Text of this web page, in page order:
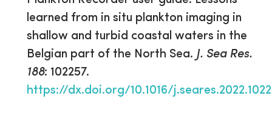
learned from in situ plankton imaging in
shallow and turbid coastal waters in the
Belgian part of the North Sea. J. Sea Res.
188: 102257.
https://dx.doi.org/10.1016/